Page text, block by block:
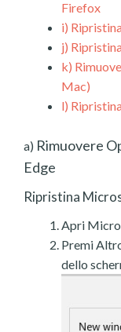
Firefox
i)
j)
k)
Mac)
l)
a) Rimuovere
Edge
Ripristina
Apri
Premi
dello